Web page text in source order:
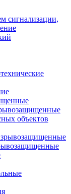
сигнализации,
объектов